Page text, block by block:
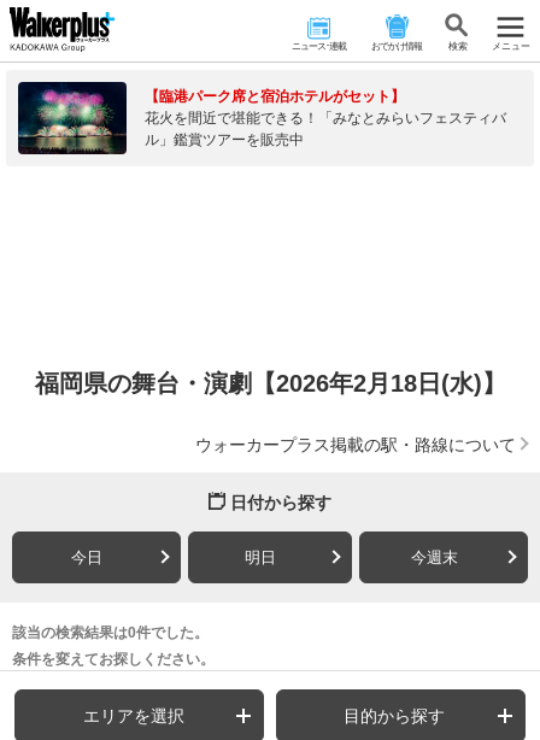
ニュース･連載 おでかけ情報 検 索 メニュー
【臨港パーク席と宿泊ホテルがセット】
花火を間近で堪能できる！「みなとみらいフェスティバ
ル」鑑賞ツアーを販売中
福岡県の舞台・演劇【2026年2月18日(水)】
ウォーカープラス掲載の駅・路線について
日付から探す
今日 明日 今週末
該当の検索結果は0件でした。
条件を変えてお探しください。
エリアを選択 目的から探す